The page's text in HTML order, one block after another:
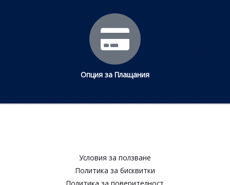
Опция за Плащания
Условия за ползване​
Политика за бисквитки​